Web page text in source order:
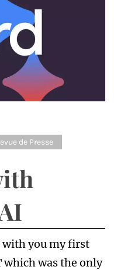
de Presse
with you my first
which was the only